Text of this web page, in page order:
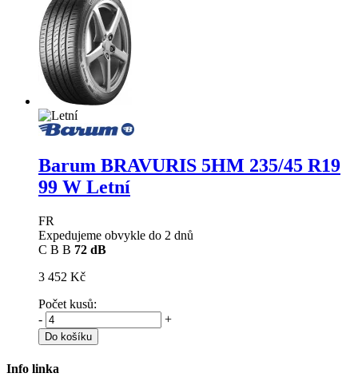
Barum BRAVURIS 5HM 235/45 R19
99 W Letní
FR
Expedujeme obvykle do 2 dnů
C B B 72 dB
3 452 Kč
Počet kusů:
-
+
Do košíku
Info linka